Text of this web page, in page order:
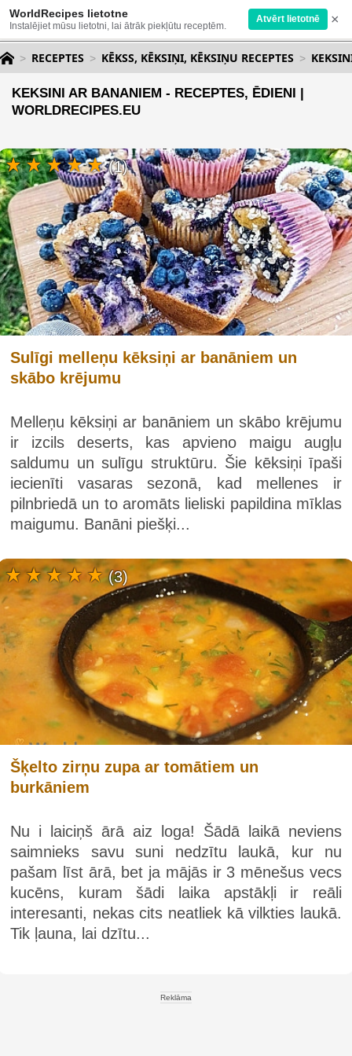
WorldRecipes lietotne
Instalējiet mūsu lietotni, lai ātrāk piekļūtu receptēm.
Atvērt lietotnē ×
RECEPTES KĒKSS, KĒKSIŅI, KĒKSIŅU RECEPTES
KEKSINI AR BANANIEM - RECEPTES, ĒDIENI |
WORLDRECIPES.EU
Sulīgi melleņu kēksiņi ar banāniem un
skābo krējumu
Melleņu kēksiņi ar banāniem un skābo krējumu
ir izcils deserts, kas apvieno maigu augļu
saldumu un sulīgu struktūru. Šie kēksiņi īpaši
iecienīti vasaras sezonā, kad mellenes ir
pilnbriedā un to aromāts lieliski papildina mīklas
maigumu. Banāni piešķi...
(1)
Šķelto zirņu zupa ar tomātiem un
burkāniem
Nu i laiciņš ārā aiz loga! Šādā laikā neviens
saimnieks savu suni nedzītu laukā, kur nu
pašam līst ārā, bet ja mājās ir 3 mēnešus vecs
kucēns, kuram šādi laika apstākļi ir reāli
interesanti, nekas cits neatliek kā vilkties laukā.
Tik ļauna, lai dzītu...
(3)
Reklāma